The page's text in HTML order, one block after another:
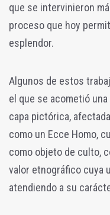
que se intervinieron
proceso que hoy
esplendor.
Algunos de estos
el que se acometió
capa pictórica,
como un Ecce Homo,
como objeto de culto,
valor etnográfico cuya
atendiendo a su